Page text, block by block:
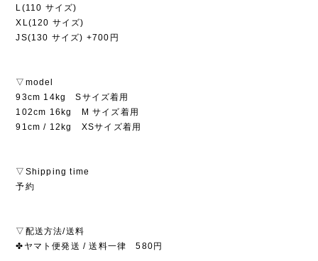
L(110 サイズ)
XL(120 サイズ)
JS(130 サイズ) +700円
▽model
93cm 14kg Sサイズ着用
102cm 16kg M サイズ着用
91cm / 12kg XSサイズ着用
▽Shipping time
予約
▽配送方法/送料
✤ヤマト便発送 / 送料一律 580円